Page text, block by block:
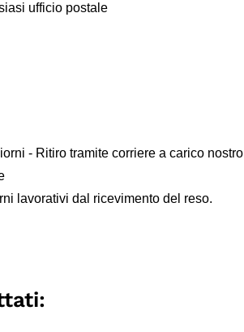
ufficio postale
- Ritiro tramite corriere a carico nostro
lavorativi dal ricevimento del reso.